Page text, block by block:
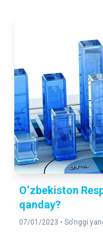
O‘zbekiston
qanday?
07/01/2023 • So'nggi